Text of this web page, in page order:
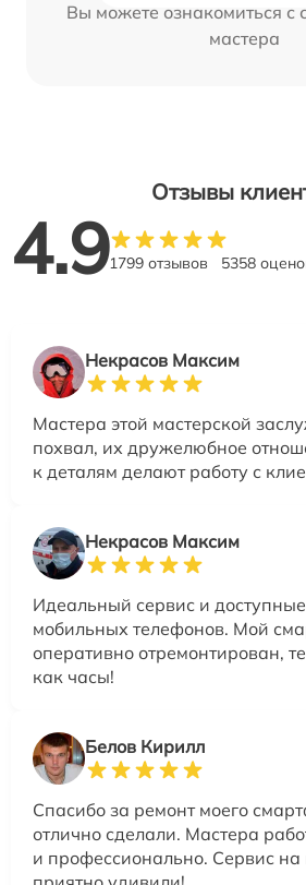
Вы можете ознакомиться с
мастера
Отзывы
4.91799 отзывов 5358
Некрасов Максим
Мастера этой мастерской
похвал, их дружелюбное
к деталям делают работу с
Некрасов Максим
Идеальный сервис и
мобильных телефонов. Мой
оперативно отремонтирован,
как часы!
Белов Кирилл
Спасибо за ремонт моего
отлично сделали. Мастера
и профессионально. Сервис на